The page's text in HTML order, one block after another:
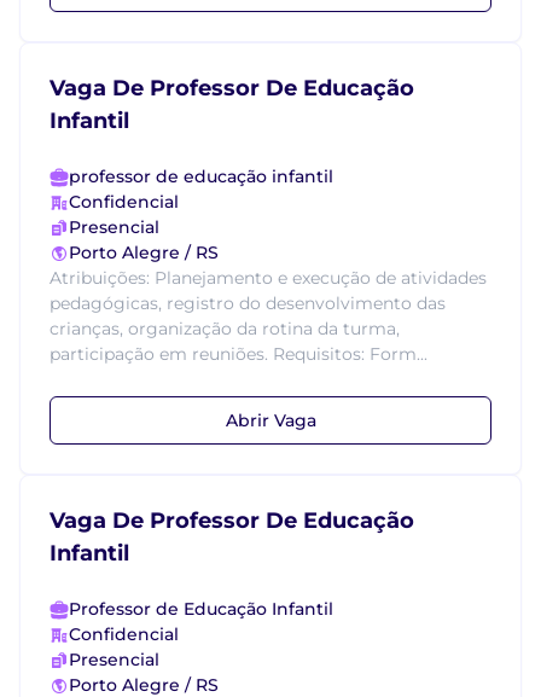
Vaga De Professor De Educação
Infantil
professor de educação infantil
Confidencial
Presencial
Porto Alegre / RS
Atribuições: Planejamento e execução de atividades
pedagógicas, registro do desenvolvimento das
crianças, organização da rotina da turma,
participação em reuniões. Requisitos: Form...
Abrir Vaga
Vaga De Professor De Educação
Infantil
Professor de Educação Infantil
Confidencial
Presencial
Porto Alegre / RS